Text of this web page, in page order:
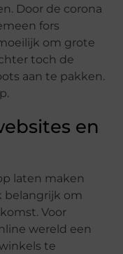
Door de corona
fors
om grote
toch de
aan te pakken.
en
laten maken
belangrijk om
Voor
wereld een
te